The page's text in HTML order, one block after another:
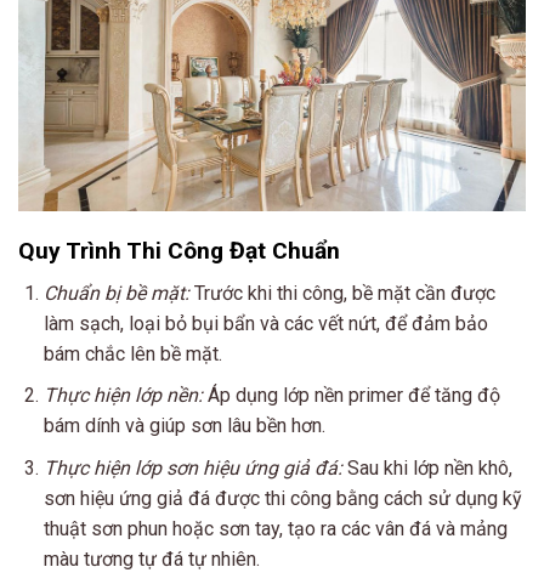
Quy Trình Thi Công Đạt Chuẩn
Chuẩn bị bề mặt:Trước khi thi công, bề mặt cần được
làm sạch, loại bỏ bụi bẩn và các vết nứt, để đảm bảo
bám chắc lên bề mặt.
Thực hiện lớp nền:Áp dụng lớp nền primer để tăng độ
bám dính và giúp sơn lâu bền hơn.
Thực hiện lớp sơn hiệu ứng giả đá:Sau khi lớp nền khô,
sơn hiệu ứng giả đá được thi công bằng cách sử dụng kỹ
thuật sơn phun hoặc sơn tay, tạo ra các vân đá và mảng
màu tương tự đá tự nhiên.